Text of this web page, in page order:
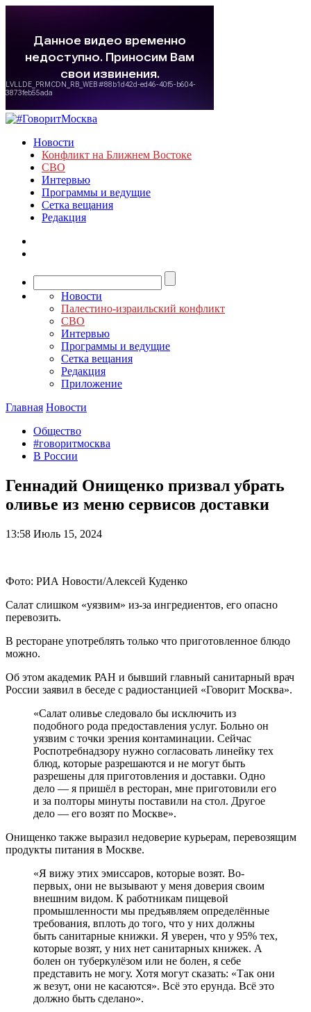
Новости
Конфликт на Ближнем Востоке
СВО
Интервью
Программы и ведущие
Сетка вещания
Редакция
Новости
Палестино-израильский конфликт
СВО
Интервью
Программы и ведущие
Сетка вещания
Редакция
Приложение
Главная Новости
Общество
#говоритмосква
В России
Геннадий Онищенко призвал убрать
оливье из меню сервисов доставки
13:58 Июль 15, 2024
Фото: РИА Новости/Алексей Куденко
Салат слишком «уязвим» из-за ингредиентов, его опасно
перевозить.
В ресторане употреблять только что приготовленное блюдо
можно.
Об этом академик РАН и бывший главный санитарный врач
России заявил в беседе с радиостанцией «Говорит Москва».
«Салат оливье следовало бы исключить из
подобного рода предоставления услуг. Больно он
уязвим с точки зрения контаминации. Сейчас
Роспотребнадзору нужно согласовать линейку тех
блюд, которые разрешаются и не могут быть
разрешены для приготовления и доставки. Одно
дело — я пришёл в ресторан, мне приготовили его
и за полторы минуты поставили на стол. Другое
дело — его возят по Москве».
Онищенко также выразил недоверие курьерам, перевозящим
продукты питания в Москве.
«Я вижу этих эмиссаров, которые возят. Во-
первых, они не вызывают у меня доверия своим
внешним видом. К работникам пищевой
промышленности мы предъявляем определённые
требования, вплоть до того, что у них должны
быть санитарные книжки. Я уверен, что у 95% тех,
которые возят, у них нет санитарных книжек. А
болен он туберкулёзом или не болен, я себе
представить не могу. Хотя могут сказать: «Так они
ж везут, они не касаются». Всё это ерунда. Всё это
должно быть сделано».